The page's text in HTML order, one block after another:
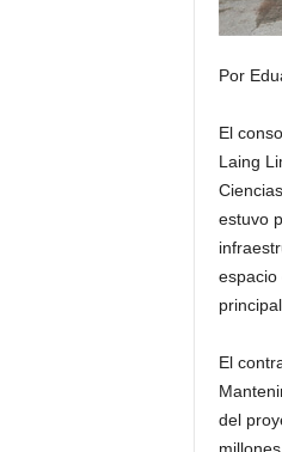
Por
El
Laing
estuvo
espacio
El
del